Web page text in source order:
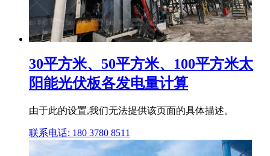
30平方米、50平方米、100平方米太
阳能光伏板各发电量计算
由于此的设置,我们无法提供该页面的具体描述。
联系电话: 180 3780 8511